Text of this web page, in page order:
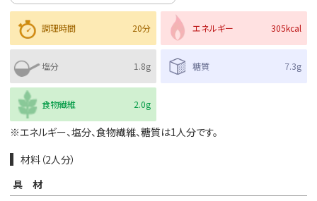
調理時間 20分 エネルギー 305kcal
塩分 1.8g 糖質 7.3g
食物繊維 2.0g
※エネルギー、塩分、食物繊維、糖質は1人分です。
材料（2人分）
具材